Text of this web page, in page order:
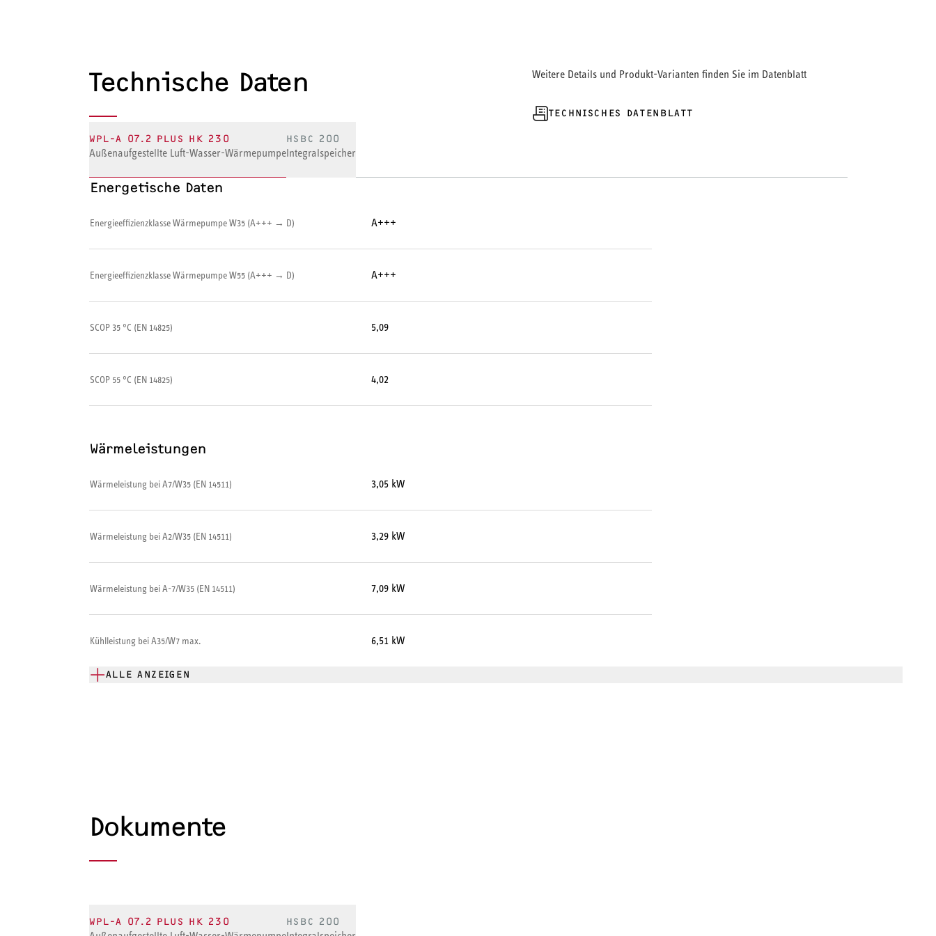
Technische Daten Weitere Details und Produkt-Varianten finden Sie im Datenblatt
TECHNISCHES DATENBLATT
WPL-A 07.2 PLUS HK 230
Außenaufgestellte Luft-Wasser-Wärmepumpe
HSBC 200
Integralspeicher
Energetische Daten
Energieeffizienzklasse Wärmepumpe W35 (A+++ → D) A+++
Energieeffizienzklasse Wärmepumpe W55 (A+++ → D) A+++
SCOP 35 °C (EN 14825) 5,09
SCOP 55 °C (EN 14825) 4,02
Wärmeleistungen
Wärmeleistung bei A7/W35 (EN 14511) 3,05 kW
Wärmeleistung bei A2/W35 (EN 14511) 3,29 kW
Wärmeleistung bei A-7/W35 (EN 14511) 7,09 kW
Kühlleistung bei A35/W7 max. 6,51 kW
ALLE ANZEIGEN
Dokumente
WPL-A 07.2 PLUS HK 230
HSBC 200